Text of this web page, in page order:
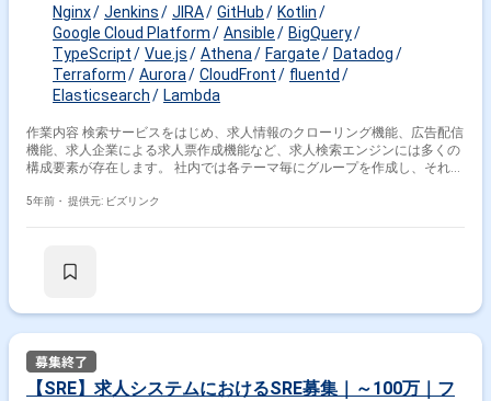
Nginx
Jenkins JIRA GitHub
Kotlin
Google Cloud Platform
Ansible
BigQuery
TypeScript
Vue.js Athena Fargate
Datadog
Terraform
Aurora CloudFront
fluentd
Elasticsearch
Lambda
作業内容 検索サービスをはじめ、求人情報のクローリング機能、広告配信
機能、求人企業による求人票作成機能など、求人検索エンジンには多くの
構成要素が存在します。 社内では各テーマ毎にグループを作成し、それぞ
用にコミットしています。 そのため、グループの持つ裁量の中で、要件定
チューニング ・各種ログの収集・分析 ・SEO改善のためのインデックス
5年前・ 提供元: ビズリンク
【SRE】求人システムにおけるSRE募集｜～100万｜フ
その他の職種から探す
サーバーサイドエンジニア
インフラエンジニア
バックエンドエンジニア
フロントエンドエンジニア
データサイエンティスト